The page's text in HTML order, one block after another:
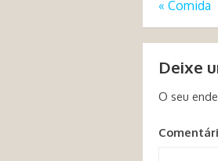
« Comida
Deixe
O seu